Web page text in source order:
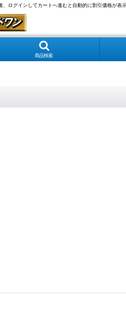
ログインしてカートへ進むと自動的に割引価格が表示
商品検索